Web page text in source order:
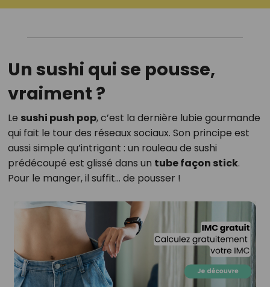
Un sushi qui se pousse,
vraiment ?
Le sushi push pop, c’est la dernière lubie gourmande
qui fait le tour des réseaux sociaux. Son principe est
aussi simple qu’intrigant : un rouleau de sushi
prédécoupé est glissé dans un tube façon stick.
Pour le manger, il suffit… de pousser !